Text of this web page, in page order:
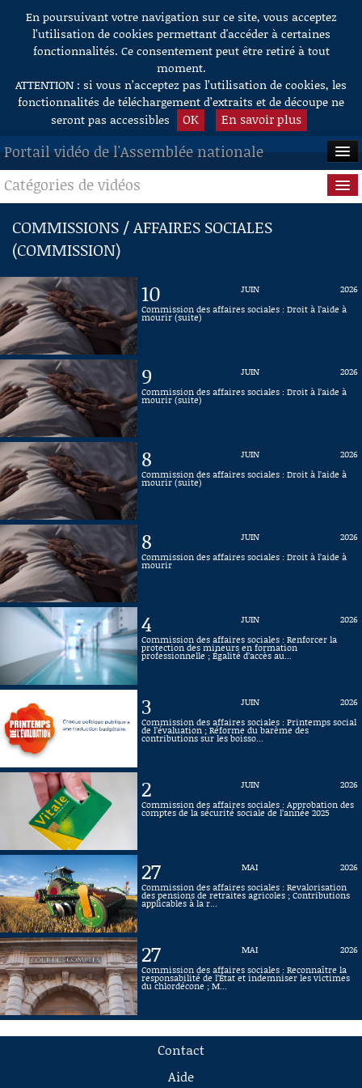
Aller au contenu
En poursuivant votre navigation sur ce site, vous acceptez
l’utilisation de cookies permettant d'accéder à certaines
fonctionnalités. Ce consentement peut être retiré à tout
moment.
ATTENTION : si vous n’acceptez pas l’utilisation de cookies, les
fonctionnalités de téléchargement d’extraits et de découpe ne
seront pas accessibles
OK En savoir plus
Portail vidéo de l'Assemblée nationale
ACCUEIL
EN DIRECT
À LA DEMANDE
RECHERCHE
AIDE À LA DÉCOUPE
DE VIDÉOS
Catégories de vidéos
Séance publique
Questions au Gouvernement
Commissions
Présidence
Connaissance, Histoire
COMMISSIONS / AFFAIRES SOCIALES
(COMMISSION)
10 JUIN
2026
Commission des affaires sociales : Droit à l’aide à
mourir (suite)
9 JUIN
2026
Commission des affaires sociales : Droit à l’aide à
mourir (suite)
8 JUIN
2026
Commission des affaires sociales : Droit à l’aide à
mourir (suite)
8 JUIN
2026
Commission des affaires sociales : Droit à l’aide à
mourir
4 JUIN
2026
Commission des affaires sociales : Renforcer la
protection des mineurs en formation
professionnelle ; Égalité d’accès au...
3 JUIN
2026
Commission des affaires sociales : Printemps social
de l’évaluation ; Réforme du barème des
contributions sur les boisso...
2 JUIN
2026
Commission des affaires sociales : Approbation des
comptes de la sécurité sociale de l’année 2025
27 MAI
2026
Commission des affaires sociales : Revalorisation
des pensions de retraites agricoles ; Contributions
applicables à la r...
27 MAI
2026
Commission des affaires sociales : Reconnaître la
responsabilité de l’État et indemniser les victimes
du chlordécone ; M...
Contact
Aide